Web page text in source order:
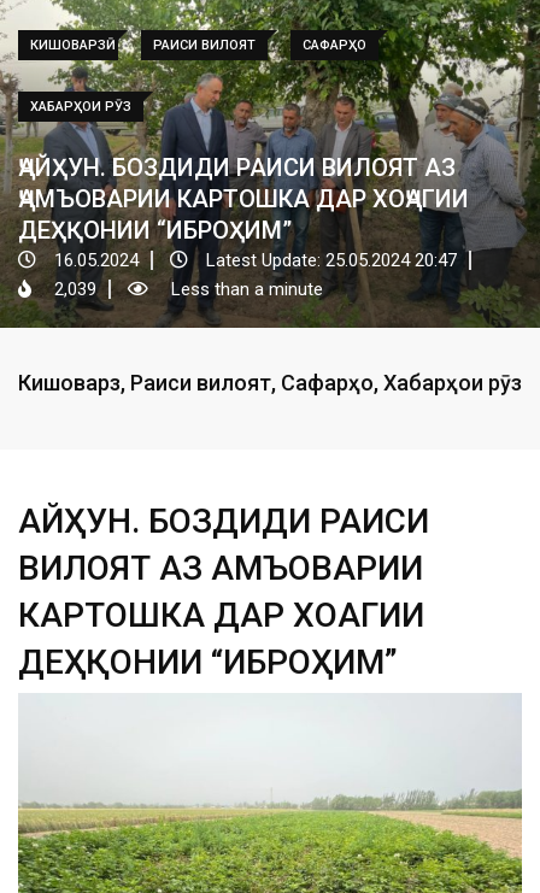
КИШОВАРЗӢ РАИСИ ВИЛОЯТ САФАРҲО
ХАБАРҲОИ РӮЗ
ҶАЙҲУН. БОЗДИДИ РАИСИ ВИЛОЯТ АЗ
ҶАМЪОВАРИИ КАРТОШКА ДАР ХОҶАГИИ
ДЕҲҚОНИИ “ИБРОҲИМ”
16.05.2024
Latest Update: 25.05.2024 20:47
2,039
Less than a minute
Кишоварзӣ, Раиси вилоят, Сафарҳо,Хабарҳои рӯз
ҶАЙҲУН. БОЗДИДИ РАИСИ
ВИЛОЯТ АЗ ҶАМЪОВАРИИ
КАРТОШКА ДАР ХОҶАГИИ
ДЕҲҚОНИИ “ИБРОҲИМ”